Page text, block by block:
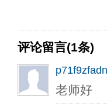
评论留言(1条)
p71f9zfadn
老师好